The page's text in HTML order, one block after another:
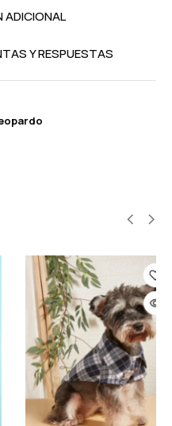
ADICIONAL
Y RESPUESTAS